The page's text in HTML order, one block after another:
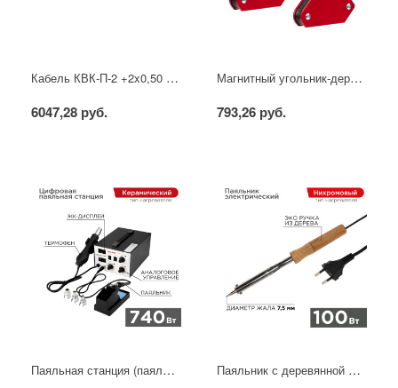
Кабель КВК-П-2 +2x0,50 мм² (Cu/CCA) (96) черный, 200 м, PROconnect
6047,28 руб.
Магнитный угольник-держатель для сварки набор 4 шт. на 4 кг REXANT
793,26 руб.
Паяльная станция (паяльник + фен), модель R852AD+, 100-500°C, LED дисплей REXANT Паяльник с деревянной ручкой, серия WOOD, 100Вт, 230В, блистер PROconnect